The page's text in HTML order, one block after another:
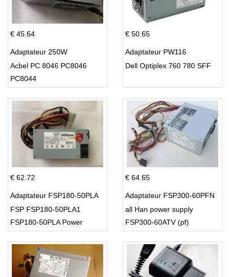
€ 45.64
Adaptateur 250W
Acbel PC 8046 PC8046
PC8044
€ 50.65
Adaptateur PW116
Dell Optiplex 760 780 SFF
€ 62.72
Adaptateur FSP180-50PLA
FSP FSP180-50PLA1
FSP180-50PLA Power
€ 64.65
Adaptateur FSP300-60PFN
all Han power supply
FSP300-60ATV (pf)